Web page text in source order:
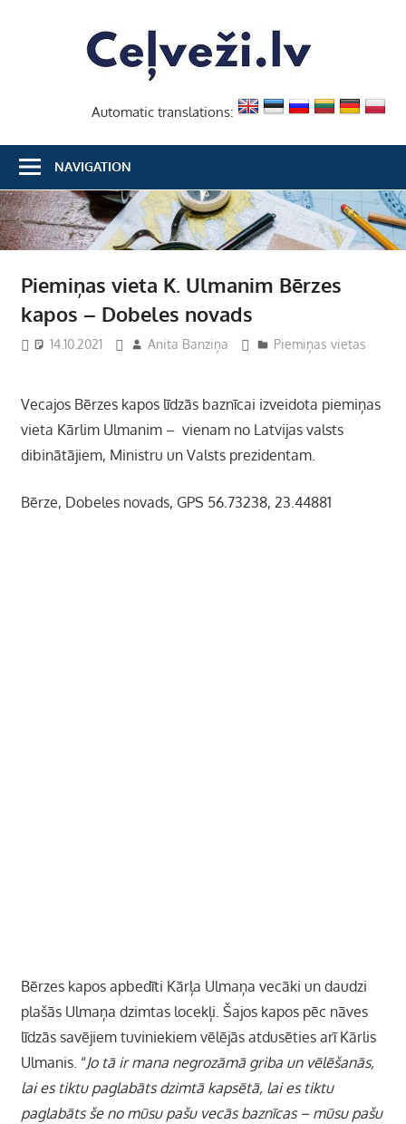
Automatic translations:
NAVIGATION
Piemiņas vieta K. Ulmanim Bērzes
kapos – Dobeles novads
14.10.2021 Anita Banziņa Piemiņas vietas
Vecajos Bērzes kapos līdzās baznīcai izveidota piemiņas
vieta Kārlim Ulmanim – vienam no Latvijas valsts
dibinātājiem, Ministru un Valsts prezidentam.
Bērze, Dobeles novads, GPS 56.73238, 23.44881
Bērzes kapos apbedīti Kārļa Ulmaņa vecāki un daudzi
plašās Ulmaņa dzimtas locekļi. Šajos kapos pēc nāves
līdzās savējiem tuviniekiem vēlējās atdusēties arī Kārlis
Ulmanis. “Jo tā ir mana negrozāmā griba un vēlēšanās,
lai es tiktu paglabāts dzimtā kapsētā, lai es tiktu
paglabāts še no mūsu pašu vecās baznīcas – mūsu pašu